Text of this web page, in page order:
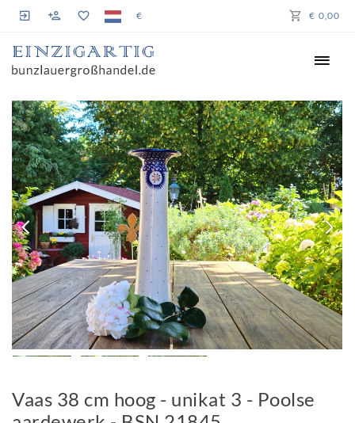
€ € 0,00
Vaas 38 cm hoog - unikat 3 - Poolse